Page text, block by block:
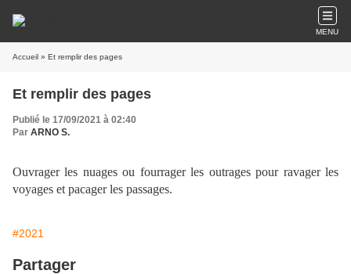
MENU
Accueil » Et remplir des pages
Et remplir des pages
Publié le 17/09/2021 à 02:40
Par ARNO S.
Ouvrager les nuages ou fourrager les outrages pour ravager les
voyages et pacager les passages.
#2021
Partager